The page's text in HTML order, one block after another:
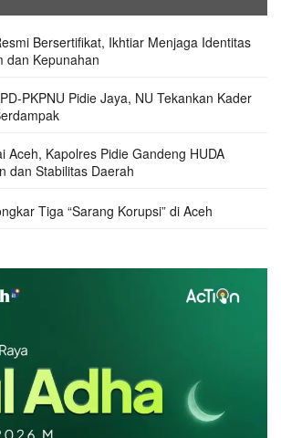
Bersertifikat, Ikhtiar Menjaga Identitas
dan Kepunahan
PKPNU Pidie Jaya, NU Tekankan Kader
Aceh, Kapolres Pidie Gandeng HUDA
dan Stabilitas Daerah
Tiga “Sarang Korupsi” di Aceh